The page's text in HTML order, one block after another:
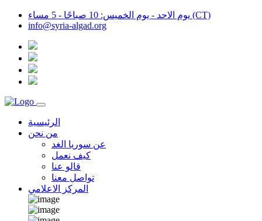
يوم الاحد - يوم الخميس: 10 صباحًا - 5 مساء (CT)
info@syria-algad.org
الرئيسية
من نحن
عن سوريا الغد
كيف نعمل
قالو عنا
تواصل معنا
المركز الاعلامي